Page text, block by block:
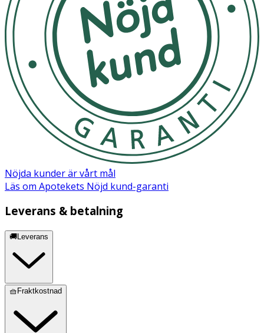
Nöjda kunder är vårt mål
Läs om Apotekets Nöjd kund-garanti
Leverans & betalning
🚚Leverans
🧺Fraktkostnad